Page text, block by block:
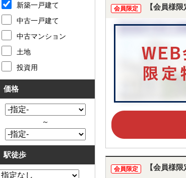
会員限定 【会員様限
会員限定 【会員様限
新築一戸建て
中古一戸建て
中古マンション
土地
投資用
価格
～
駅徒歩